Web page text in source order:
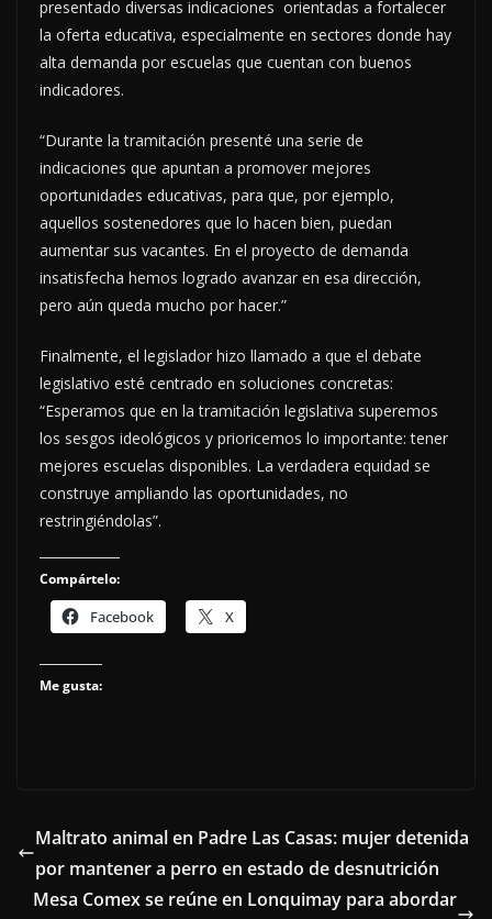
presentado diversas indicaciones orientadas a fortalecer
la oferta educativa, especialmente en sectores donde hay
alta demanda por escuelas que cuentan con buenos
indicadores.
“Durante la tramitación presenté una serie de
indicaciones que apuntan a promover mejores
oportunidades educativas, para que, por ejemplo,
aquellos sostenedores que lo hacen bien, puedan
aumentar sus vacantes. En el proyecto de demanda
insatisfecha hemos logrado avanzar en esa dirección,
pero aún queda mucho por hacer.”
Finalmente, el legislador hizo llamado a que el debate
legislativo esté centrado en soluciones concretas:
“Esperamos que en la tramitación legislativa superemos
los sesgos ideológicos y prioricemos lo importante: tener
mejores escuelas disponibles. La verdadera equidad se
construye ampliando las oportunidades, no
restringiéndolas”.
Compártelo:
Facebook X
Me gusta:
Maltrato animal en Padre Las Casas: mujer detenida
por mantener a perro en estado de desnutrición
Mesa Comex se reúne en Lonquimay para abordar